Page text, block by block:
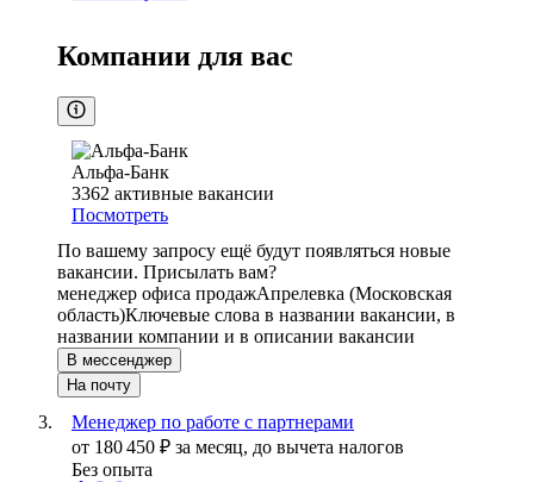
Компании для вас
Альфа-Банк
3362 активные вакансии
Посмотреть
По вашему запросу ещё будут появляться новые
вакансии. Присылать вам?
менеджер офиса продажАпрелевка (Московская
область)Ключевые слова в названии вакансии, в
названии компании и в описании вакансии
В мессенджер
На почту
Менеджер по работе с партнерами
от 180 450 ₽ за месяц, до вычета налогов
Без опыта